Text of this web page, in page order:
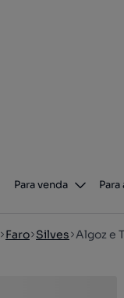
Para venda
Faro Silves Algoz e